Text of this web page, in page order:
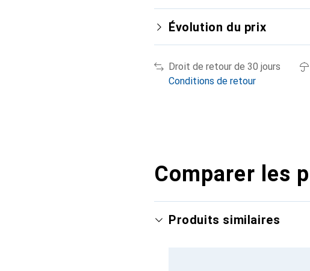
Évolution du prix
Droit de retour de 30 jours
Conditions de retour
Comparer les
Produits similaires